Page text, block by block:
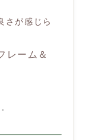
さが感じら
レーム＆